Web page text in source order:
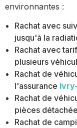
environnantes :
Rachat avec
jusqu'à la
Rachat avec
plusieurs
Rachat de
l'assurance
Rachat de
pièces
Rachat de